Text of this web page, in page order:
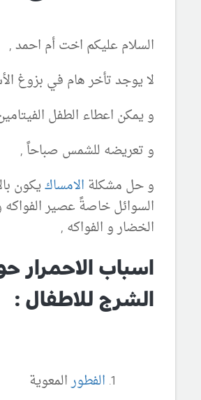
السلام عليكم اخت أم احمد ,
لا يوجد تأخر هام في بزوغ
و يمكن اعطاء الطفل
و تعريضه للشمس صباحاً ,
و حل مشكلة الامساكيكون
السوائل خاصةً عصير الفواكه
الخضار و الفواكه ,
اسباب الاحمرار
الشرج للاطفال :
الفطورالمعوية